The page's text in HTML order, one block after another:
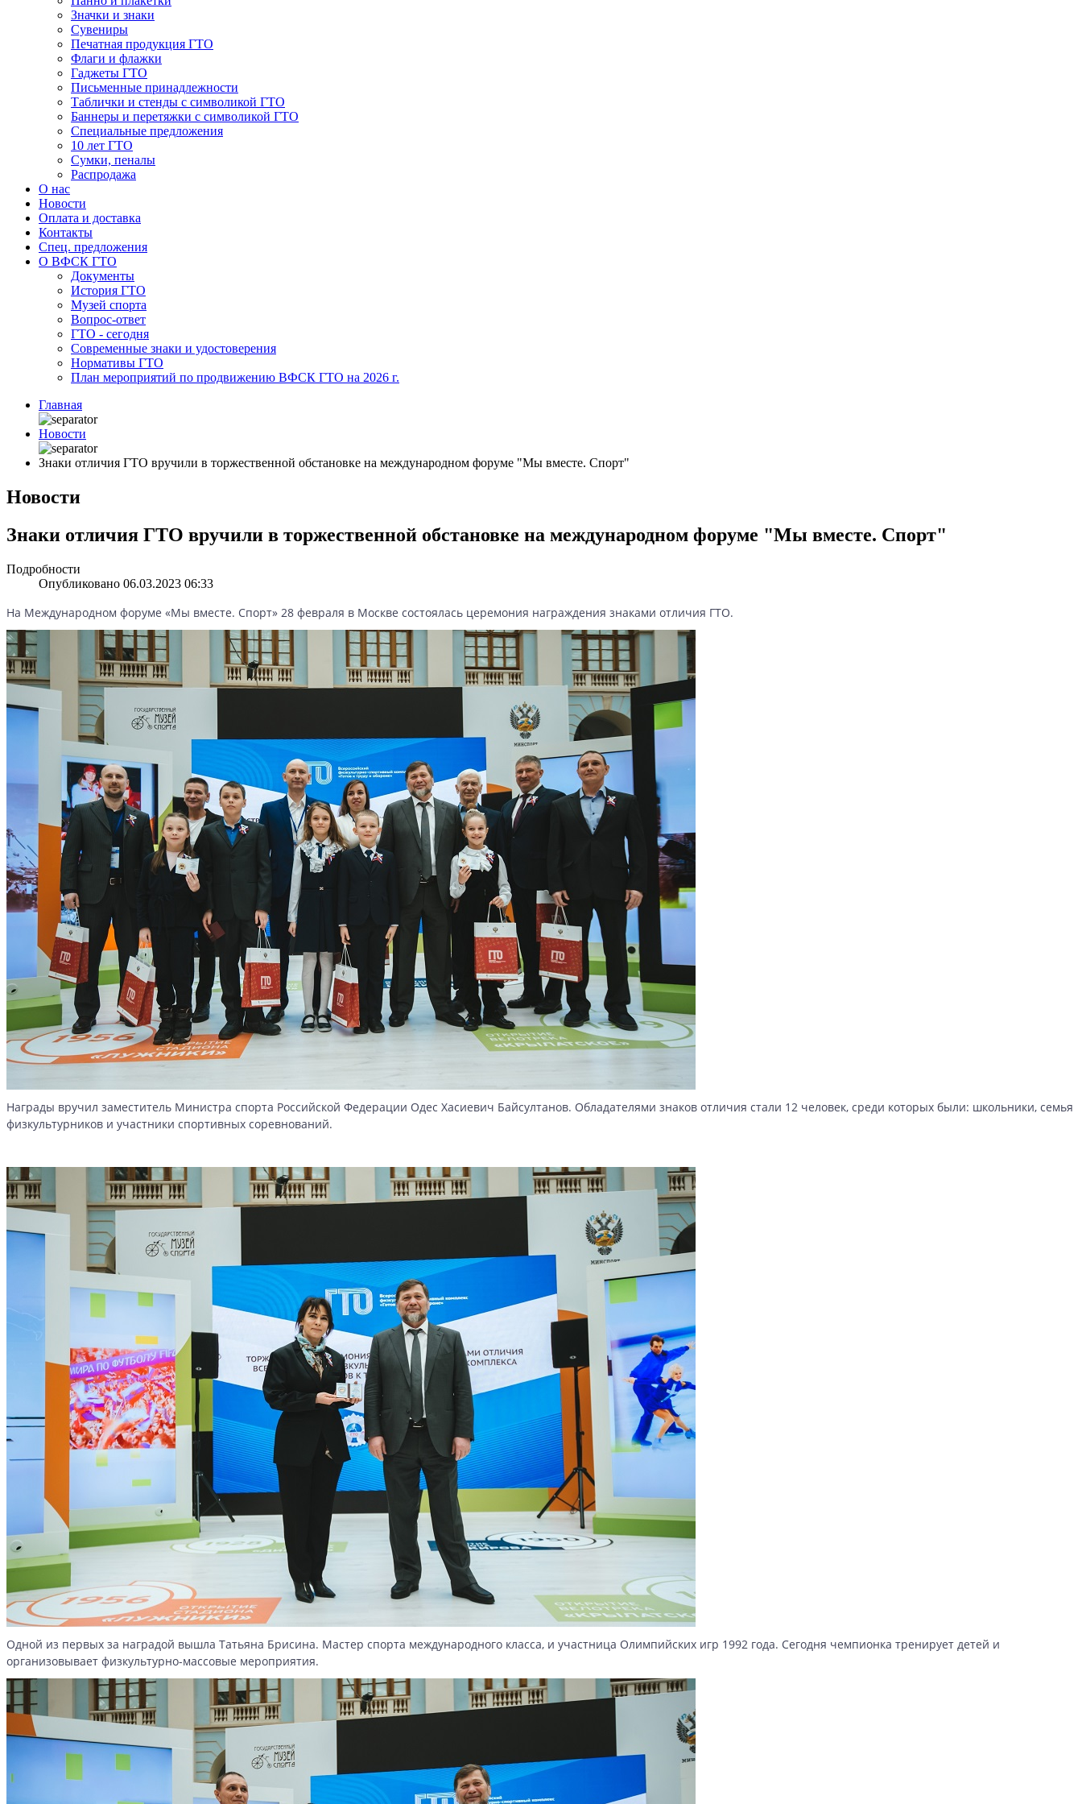
Значки и знаки
Сувениры
Печатная продукция ГТО
Флаги и флажки
Гаджеты ГТО
Письменные принадлежности
Таблички и стенды с символикой ГТО
Баннеры и перетяжки с символикой ГТО
Специальные предложения
10 лет ГТО
Сумки, пеналы
Распродажа
О нас
Новости
Оплата и доставка
Контакты
Спец. предложения
О ВФСК ГТО
Документы
История ГТО
Музей спорта
Вопрос-ответ
ГТО - сегодня
Современные знаки и удостоверения
Нормативы ГТО
План мероприятий по продвижению ВФСК ГТО на 2026 г.
Главная
Новости
Знаки отличия ГТО вручили в торжественной обстановке на международном форуме "Мы вместе. Спорт"
Новости
Знаки отличия ГТО вручили в торжественной обстановке на международном форуме "Мы вместе. Спорт"
Подробности
Опубликовано 06.03.2023 06:33
На Международном форуме «Мы вместе. Спорт» 28 февраля в Москве состоялась церемония награждения знаками отличия ГТО.
Награды вручил заместитель Министра спорта Российской Федерации Одес Хасиевич Байсултанов. Обладателями знаков отличия стали 12 человек, среди которых были: школьники, семья
физкультурников и участники спортивных соревнований.
Одной из первых за наградой вышла Татьяна Брисина. Мастер спорта международного класса, и участница Олимпийских игр 1992 года. Сегодня чемпионка тренирует детей и
организовывает физкультурно-массовые мероприятия.